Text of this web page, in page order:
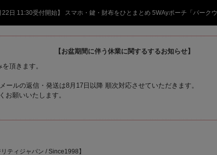
22日 11:30受付開始】 スマホ・鍵・財布をひとまとめ 5WAyポーチ「パーク
【お盆期間に伴う休業に関するするお知らせ】
頂きます。
ールの返信・発送は8月17日以降 順次対応させていただきます。
お願いいたします。
リティジャパン / Since1998】